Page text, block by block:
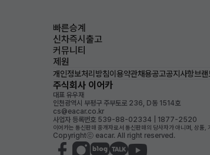
빠른승계
신차즉시출고
커뮤니티
제원
개인정보처리방침이용약관채용공고공지사항브랜
주식회사 이어카
대표 유우재
인천광역시 부평구 주부토로 236, D동 1514호
cs@eacar.co.kr
사업자 등록번호 539-88-02334 | 1877-2520
이어카는 통신판매 중개자로서 통신판매의 당사자가 아니며, 상품,
Copyrightⓒ eacar. All right reserved.